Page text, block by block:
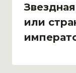
или